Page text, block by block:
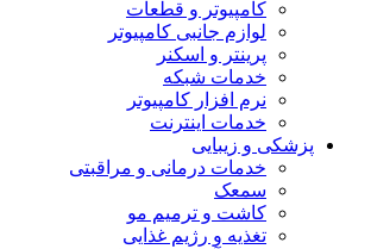
کامپیوتر و قطعات
لوازم جانبی کامپیوتر
پرینتر و اسکنر
خدمات شبکه
نرم افزار کامپیوتر
خدمات اینترنت
پزشکی و زیبایی
خدمات درمانی و مراقبتی
سمعک
کاشت و ترمیم مو
تغذیه و رژیم غذایی